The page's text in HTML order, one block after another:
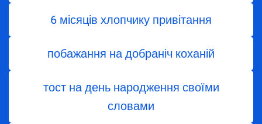
6 місяців хлопчику привітання
побажання на добраніч коханій
тост на день народження своїми
словами